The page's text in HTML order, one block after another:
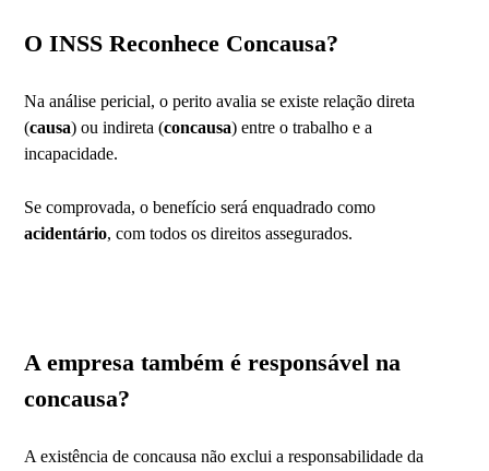
O INSS Reconhece Concausa?
Na análise pericial, o perito avalia se existe relação direta
(causa) ou indireta (concausa) entre o trabalho e a
incapacidade.
Se comprovada, o benefício será enquadrado como
acidentário, com todos os direitos assegurados.
A empresa também é responsável na
concausa?
A existência de concausa não exclui a responsabilidade da